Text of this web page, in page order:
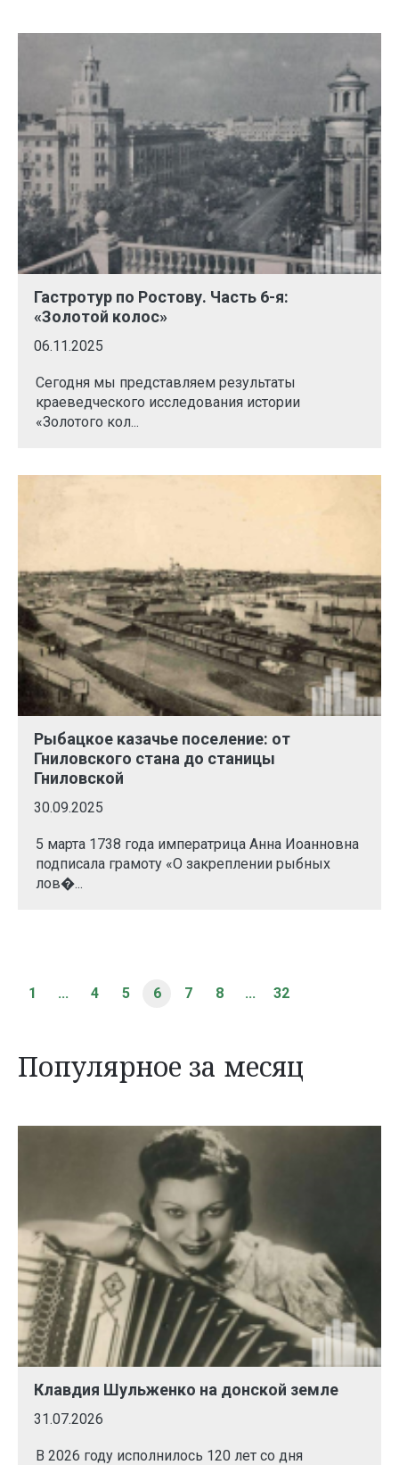
Гастротур по Ростову. Часть 6-я:
«Золотой колос»
06.11.2025
Сегодня мы представляем результаты
краеведческого исследования истории
«Золотого кол...
Рыбацкое казачье поселение: от
Гниловского стана до станицы
Гниловской
30.09.2025
5 марта 1738 года императрица Анна Иоанновна
подписала грамоту «О закреплении рыбных
лов�...
1 ... 4 5 6 7 8 ... 32
Популярное за месяц
Клавдия Шульженко на донской земле
31.07.2026
В 2026 году исполнилось 120 лет со дня